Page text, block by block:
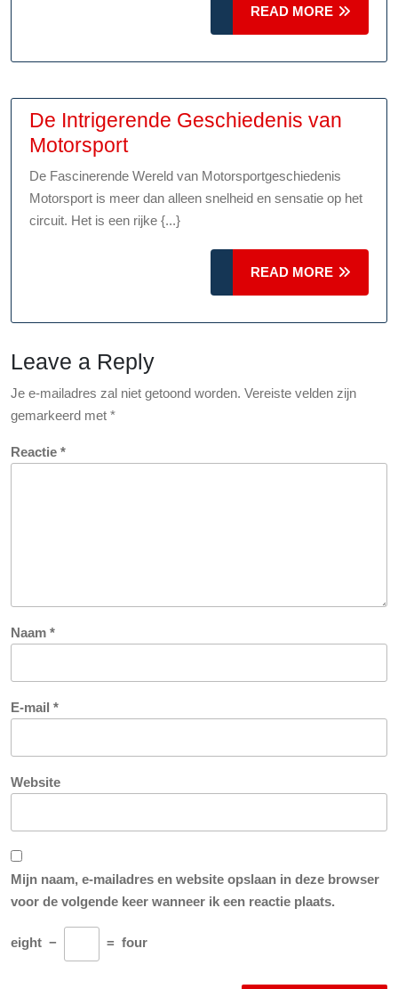
door
de
READ MORE
MORE
De Intrigerende Geschiedenis van
MotorsportDe
Intrigerende
Geschiedenis
van
Motorsport
De Fascinerende Wereld van Motorsportgeschiedenis
Motorsport is meer dan alleen snelheid en sensatie op het
circuit. Het is een rijke {...}
READ MORE
MORE
Leave a Reply
Je e-mailadres zal niet getoond worden. Vereiste velden zijn
gemarkeerd met *
Reactie *
Naam *
E-mail *
Website
Mijn naam, e-mailadres en website opslaan in deze browser
voor de volgende keer wanneer ik een reactie plaats.
eight − = four